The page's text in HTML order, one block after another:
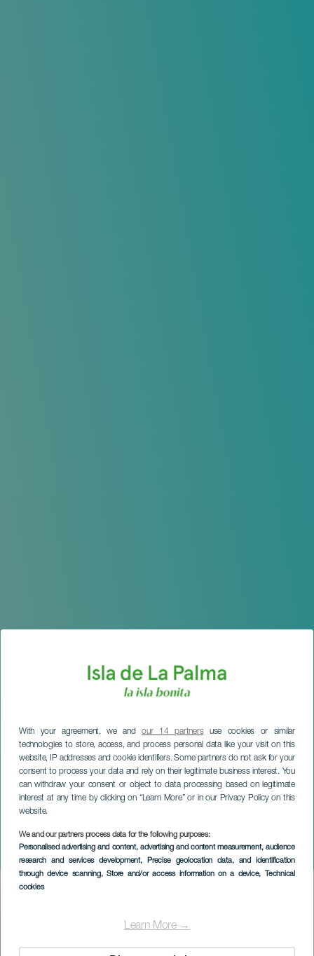
With your agreement, we andour 14 partnersuse cookies or similar
technologies to store, access, and process personal data like your visit on this
website, IP addresses and cookie identifiers. Some partners do not ask for your
consent to process your data and rely on their legitimate business interest. You
can withdraw your consent or object to data processing based on legitimate
interest at any time by clicking on “Learn More” or in our Privacy Policy on this
website.
We and our partners process data for the following purposes:
Personalised advertising and content, advertising and content measurement, audience
research and services development, Precise geolocation data, and identification
through device scanning, Store and/or access information on a device, Technical
cookies
Learn More →
Julemandens hus
LA PALMA
Imagen